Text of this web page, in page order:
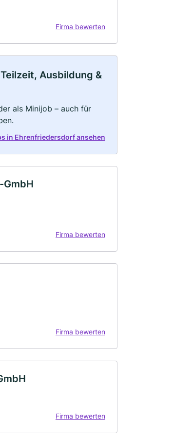
Firma bewerten
Ausbildung &
als Minijob – auch für
in Ehrenfriedersdorf ansehen
Firma bewerten
Firma bewerten
Firma bewerten